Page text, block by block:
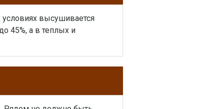
условиях высушивается
45%, а в теплых и